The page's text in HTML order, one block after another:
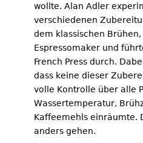
wollte. Alan Adler
verschiedenen
dem klassischen
Espressomaker und
French Press durch.
dass keine dieser
volle Kontrolle über alle
Wassertemperatur,
Kaffeemehls einräumte.
anders gehen.